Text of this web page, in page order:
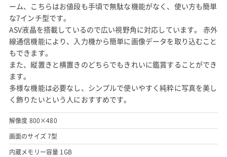
ーム、こちらはお値段も手頃で無駄な機能がなく、使い方も簡単
な7インチ型です。
ASV液晶を搭載しているので広い視野角に対応しています。 赤外
線通信機能により、入力機から簡単に画像データを取り込むこと
もできます。
また、縦置きと横置きのどちらでもきれいに鑑賞することができ
ます。
多様な機能は必要なし、シンプルで使いやすく純粋に写真を美し
く飾りたいという人におすすめです。
解像度 800×480
画面のサイズ 7型
内蔵メモリー容量 1GB